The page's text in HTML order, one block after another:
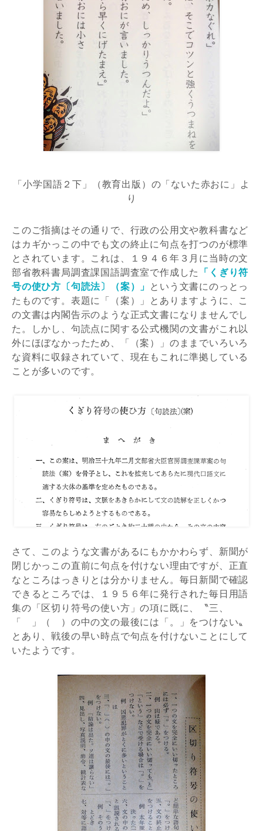
「小学国語２下」（教育出版）の「ないた赤おに」よ
り
このご指摘はその通りで、行政の公用文や教科書など
はカギかっこの中でも文の終止に句点を打つのが標準
とされています。これは、１９４６年３月に当時の文
部省教科書局調査課国語調査室で作成した 「くぎり符
号の使ひ方〔句読法〕（案）」 という文書にのっとっ
たものです。表題に「（案）」とありますように、こ
の文書は内閣告示のような正式文書になりませんでし
た。しかし、句読点に関する公式機関の文書がこれ以
外にほぼなかったため、「（案）」のままでいろいろ
な資料に収録されていて、現在もこれに準拠している
ことが多いのです。
さて、このような文書があるにもかかわらず、新聞が
閉じかっこの直前に句点を付けない理由ですが、正直
なところはっきりとは分かりません。毎日新聞で確認
できるところでは、１９５６年に発行された毎日用語
集の「区切り符号の使い方」の項に既に、〝三、
「 」（ ）の中の文の最後には「。」をつけない〟
とあり、戦後の早い時点で句点を付けないことにして
いたようです。